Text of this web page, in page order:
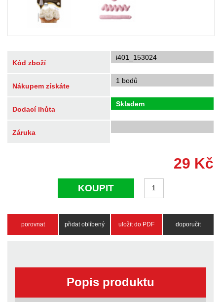
Kód zboží
i401_153024
Nákupem získáte
1 bodů
Dodací lhůta
Skladem
Záruka
29 Kč
KOUPIT
porovnat přidat oblíbený uložit do PDF doporučit
Popis produktu